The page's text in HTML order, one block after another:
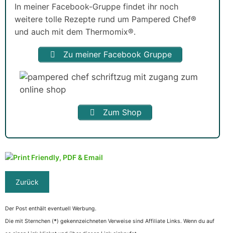
In meiner Facebook-Gruppe findet ihr noch
weitere tolle Rezepte rund um Pampered Chef®
und auch mit dem Thermomix®.
Zu meiner Facebook Gruppe
Zum Shop
Der Post enthält eventuell Werbung.
Die mit Sternchen (*) gekennzeichneten Verweise sind Affiliate Links. Wenn du auf